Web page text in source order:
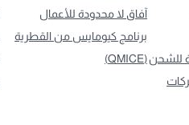
للشحن
آفاق لا محدودة للأعمال
برنامج كيومايس من القطرية
(QMICE)